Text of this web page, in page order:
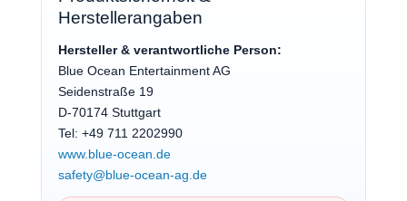
Herstellerangaben
Hersteller & verantwortliche Person:
Blue Ocean Entertainment AG
Seidenstraße 19
D-70174 Stuttgart
Tel: +49 711 2202990
www.blue-ocean.de
safety@blue-ocean-ag.de